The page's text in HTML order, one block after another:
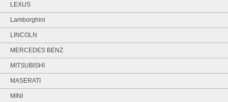
LEXUS
Lamborghini
LINCOLN
MERCEDES BENZ
MITSUBISHI
MASERATI
MINI